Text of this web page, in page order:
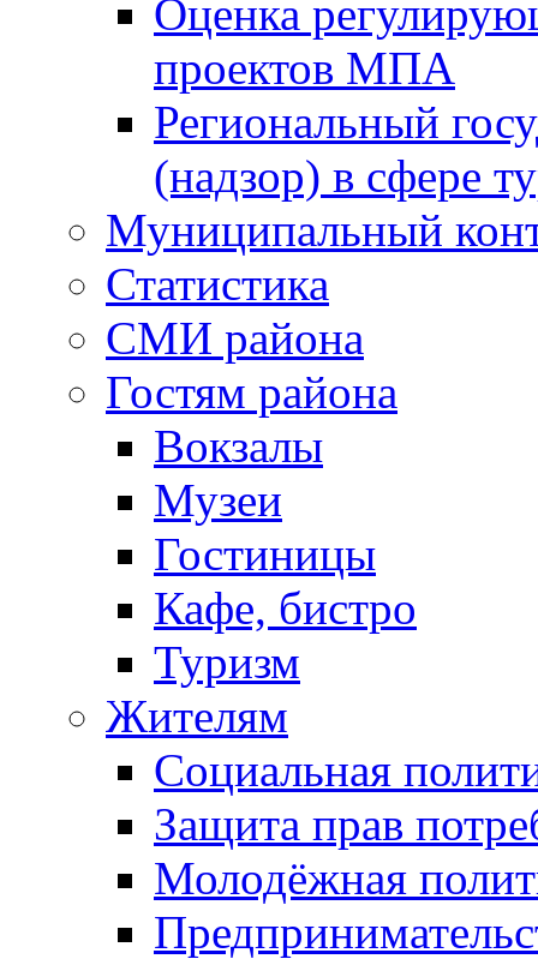
Оценка
проектов МПА
Региональный
(надзор) в сфере
Муниципальный
Статистика
СМИ района
Гостям района
Вокзалы
Музеи
Гостиницы
Кафе, бистро
Туризм
Жителям
Социальная
Защита прав
Молодёжная